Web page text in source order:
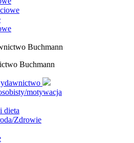
Buchmann
motywacja
dieta
Zdrowie